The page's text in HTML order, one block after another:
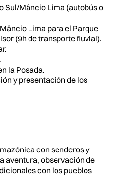
Sul/Mâncio Lima (autobús o
Lima para el Parque
(9h de transporte fluvial).
la Posada.
y presentación de los
con senderos y
aventura, observación de
con los pueblos